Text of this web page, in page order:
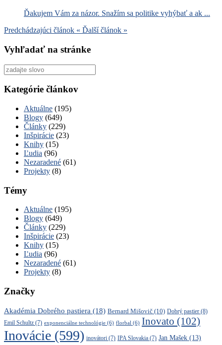
Ďakujem Vám za názor. Snažím sa politike vyhýbať a ak ...
Predchádzajúci článok « Ďalší článok »
Vyhľadať na stránke
Vyhľadať
pre:
Kategórie článkov
Aktuálne (195)
Blogy (649)
Články (229)
Inšpirácie (23)
Knihy (15)
Ľudia (96)
Nezaradené (61)
Projekty (8)
Témy
Aktuálne (195)
Blogy (649)
Články (229)
Inšpirácie (23)
Knihy (15)
Ľudia (96)
Nezaradené (61)
Projekty (8)
Značky
Akadémia Dobrého pastiera (18) Bernard Mišovič (10) Dobrý pastier (8)
Emil Schultz (7) exponenciálne technológie (6) florbal (6) Inovato (102)
Inovácie (599) inovátori (7) IPA Slovakia (7) Jan Mašek (13)